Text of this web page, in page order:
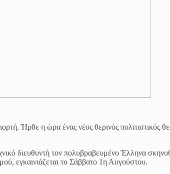
Ήρθε η ώρα ένας νέος θερινός
διευθυντή τον πολυβραβευμένο Έλληνα
εγκαινιάζεται το Σάββατο 1η Αυγούστου.